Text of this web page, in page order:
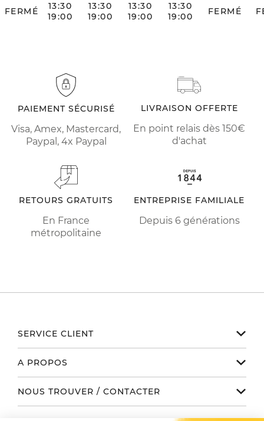
FERMÉ
13:30
19:00
13:30
19:00
13:30
19:00
13:30
19:00
FERMÉ
PAIEMENT SÉCURISÉ
Visa, Amex, Mastercard,
Paypal, 4x Paypal
LIVRAISON OFFERTE
En point relais dès 150€
d'achat
RETOURS GRATUITS
En France
métropolitaine
ENTREPRISE FAMILIALE
Depuis 6 générations
SERVICE CLIENT
de 9h à 17h du lundi au vendredi
Email serviceclient@manbow.fr
Téléphone01 78 35 10 20
A PROPOS
Nos engagements
NOUS TROUVER / CONTACTER